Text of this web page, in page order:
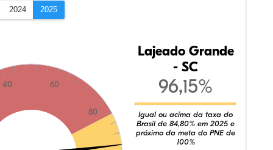
2024 2025
40 60
80
Lajeado Grande
- SC
96,15%
Igual ou acima da taxa do
Brasil de 84,80% em 2025 e
próximo da meta do PNE de
100%